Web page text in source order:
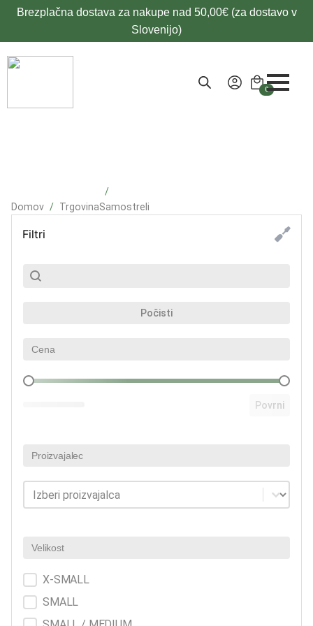
Brezplačna dostava za nakupe nad 50,00€ (za dostavo v
Slovenijo)
0
Domov TrgovinaSamostreli
Filtri
SubSearch
Search content
Počisti
Cena
Cena
Povrni
Proizvajalec
Proizvajalec
Proizvajalec
Velikost
Velikost
X-SMALL
SMALL